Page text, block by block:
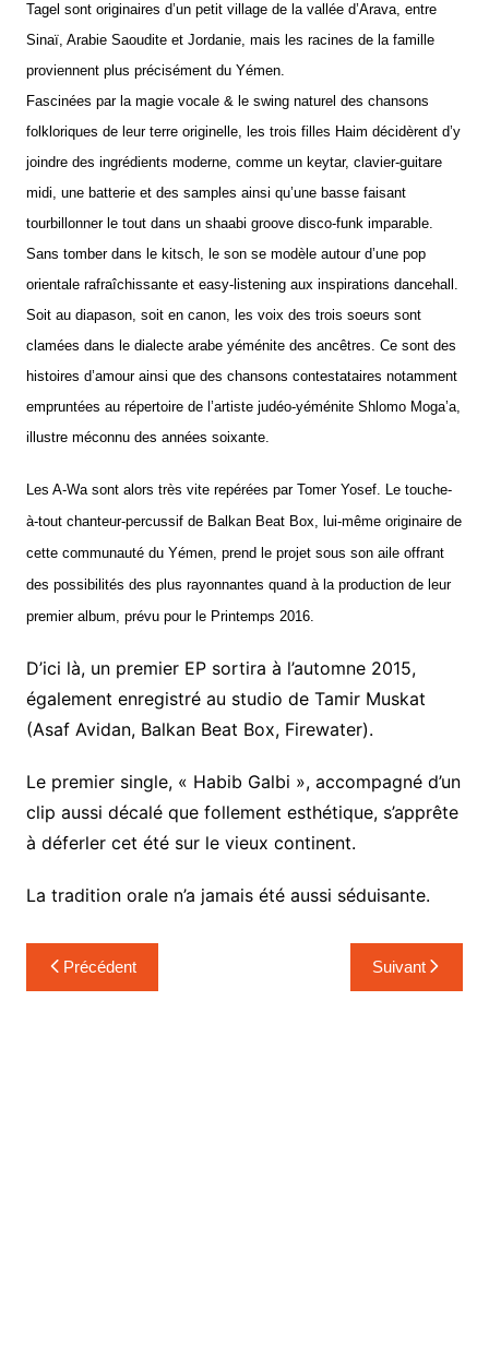
Tagel sont originaires d’un petit village de la vallée d’Arava, entre
Sinaï, Arabie Saoudite et Jordanie, mais les racines de la famille
proviennent plus précisément du Yémen.
Fascinées par la magie vocale & le swing naturel des chansons
folkloriques de leur terre originelle, les trois filles Haim décidèrent d’y
joindre des ingrédients moderne, comme un keytar, clavier-guitare
midi, une batterie et des samples ainsi qu’une basse faisant
tourbillonner le tout dans un shaabi groove disco-funk imparable.
Sans tomber dans le kitsch, le son se modèle autour d’une pop
orientale rafraîchissante et easy-listening aux inspirations dancehall.
Soit au diapason, soit en canon, les voix des trois soeurs sont
clamées dans le dialecte arabe yéménite des ancêtres. Ce sont des
histoires d’amour ainsi que des chansons contestataires notamment
empruntées au répertoire de l’artiste judéo-yéménite Shlomo Moga’a,
illustre méconnu des années soixante.
Les A-Wa sont alors très vite repérées par Tomer Yosef. Le touche-
à-tout chanteur-percussif de Balkan Beat Box, lui-même originaire de
cette communauté du Yémen, prend le projet sous son aile offrant
des possibilités des plus rayonnantes quand à la production de leur
premier album, prévu pour le Printemps 2016.
D’ici là, un premier EP sortira à l’automne 2015,
également enregistré au studio de Tamir Muskat
(Asaf Avidan, Balkan Beat Box, Firewater).
Le premier single, « Habib Galbi », accompagné d’un
clip aussi décalé que follement esthétique, s’apprête
à déferler cet été sur le vieux continent.
La tradition orale n’a jamais été aussi séduisante.
Navigation
de
Précédent Suivant